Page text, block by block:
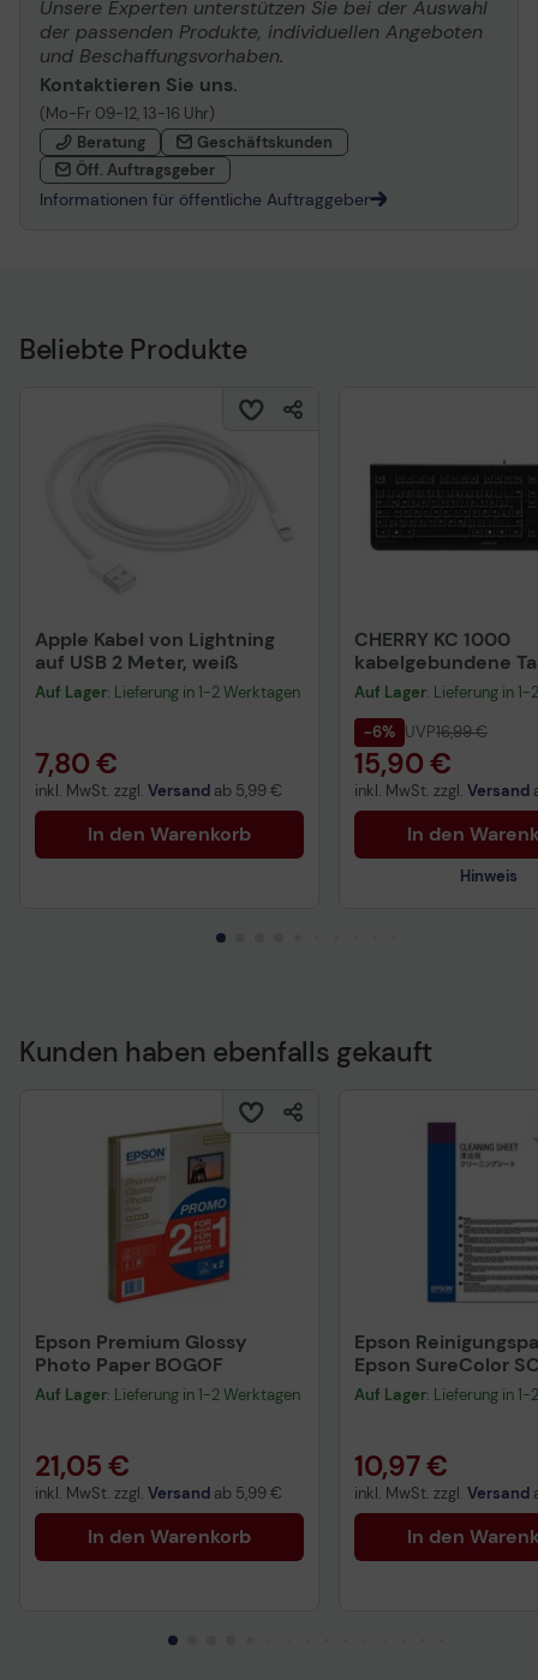
Unsere Experten unterstützen Sie bei der Auswahl
der passenden Produkte, individuellen Angeboten
und Beschaffungsvorhaben.
Kontaktieren Sie uns.
(Mo-Fr 09-12, 13-16 Uhr)
Beratung
Geschäftskunden
Öff. Auftragsgeber
Informationen für öffentliche Auftraggeber
Beliebte Produkte
Apple Kabel von Lightning
auf USB 2 Meter, weiß
Auf Lager: Lieferung in 1-2 Werktagen
7,80 €
inkl. MwSt. zzgl. Versand ab 5,99 €
In den Warenkorb
CHERRY KC 1000
kabelgebundene
QWERTZ DE -
Auf Lager: Lieferung in
-6% UVP16,99 €
15,90 €
inkl. MwSt. zzgl. Versand
In den
Hinweis
Technisches
Kunden haben ebenfalls gekauft
Epson Premium Glossy
Photo Paper BOGOF
Auf Lager: Lieferung in 1-2 Werktagen
21,05 €
inkl. MwSt. zzgl. Versand ab 5,99 €
In den Warenkorb
Epson
Epson SureColor
SC-P10000 und
Auf Lager: Lieferung in
10,97 €
inkl. MwSt. zzgl. Versand
In den